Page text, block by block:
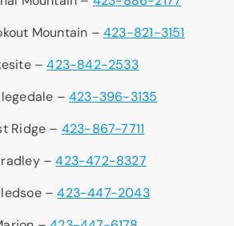
Mountain –423-821-3151
–423-842-2533
– 423-396-3135
Ridge – 423-867-7711
–423-472-8327
–423-447-2043